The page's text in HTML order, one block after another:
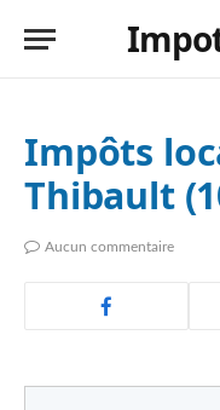
Impôts
Thibault
Aucun commentaire